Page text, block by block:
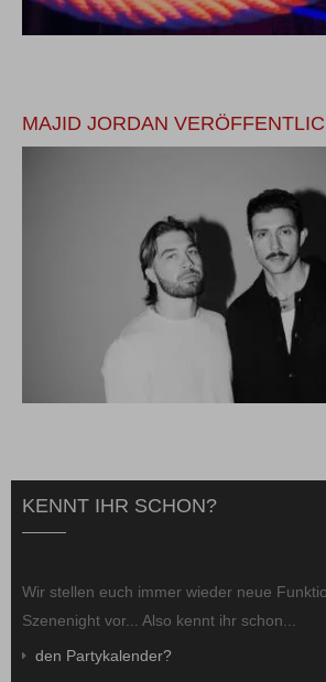
MAJID JORDAN
KENNT IHR SCHON?
Wir stellen euch immer wieder neue
Szenenight vor... Also kennt ihr schon...
den Partykalender?